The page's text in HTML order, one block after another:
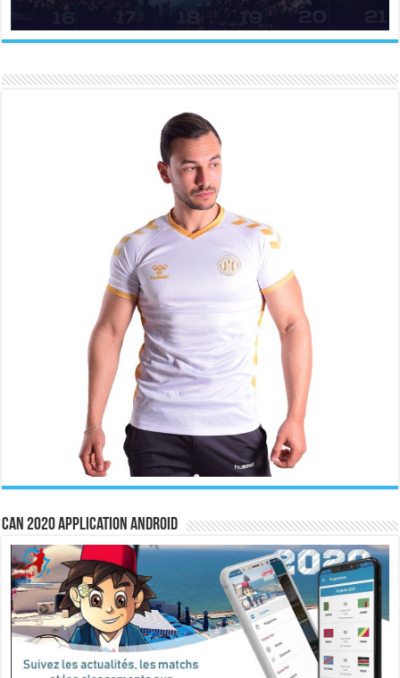
CAN 2020 Application Android